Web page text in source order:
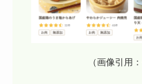
（画像引用：